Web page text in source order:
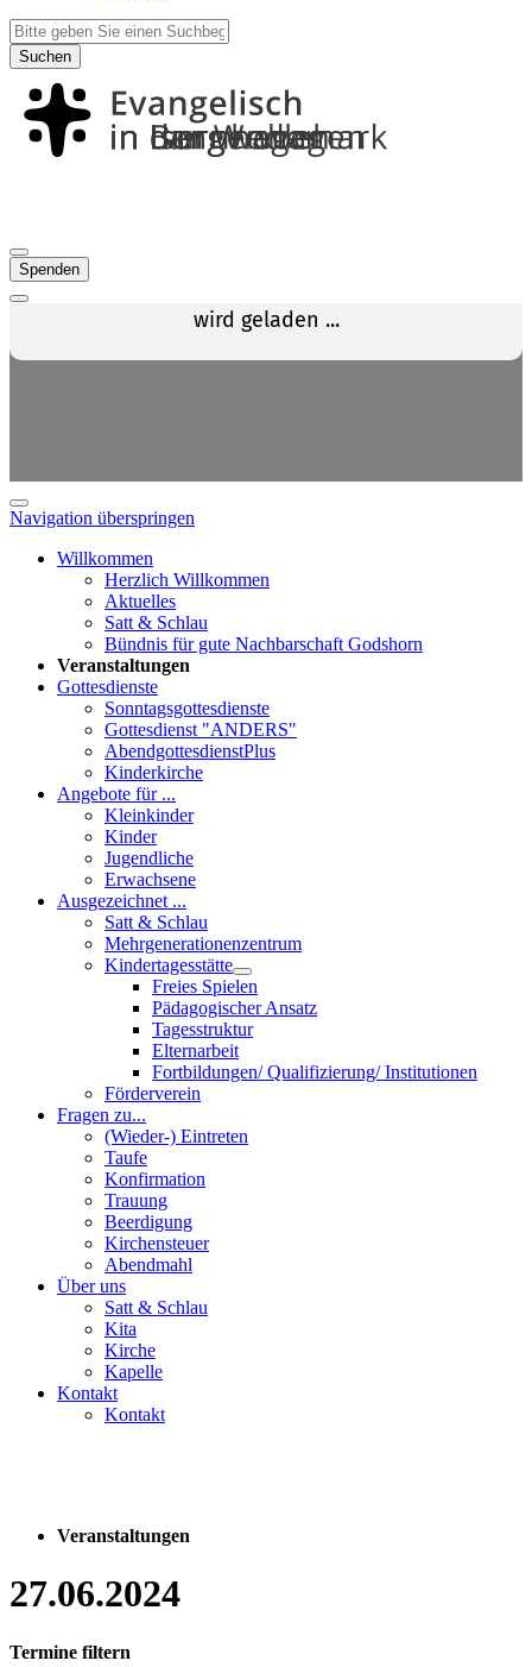
Suchen
Spenden
Navigation überspringen
Willkommen
Herzlich Willkommen
Aktuelles
Satt & Schlau
Bündnis für gute Nachbarschaft Godshorn
Veranstaltungen
Gottesdienste
Sonntagsgottesdienste
Gottesdienst "ANDERS"
AbendgottesdienstPlus
Kinderkirche
Angebote für ...
Kleinkinder
Kinder
Jugendliche
Erwachsene
Ausgezeichnet ...
Satt & Schlau
Mehrgenerationenzentrum
Kindertagesstätte
Freies Spielen
Pädagogischer Ansatz
Tagesstruktur
Elternarbeit
Fortbildungen/ Qualifizierung/ Institutionen
Förderverein
Fragen zu...
(Wieder-) Eintreten
Taufe
Konfirmation
Trauung
Beerdigung
Kirchensteuer
Abendmahl
Über uns
Satt & Schlau
Kita
Kirche
Kapelle
Kontakt
Kontakt
Veranstaltungen
27.06.2024
Termine filtern